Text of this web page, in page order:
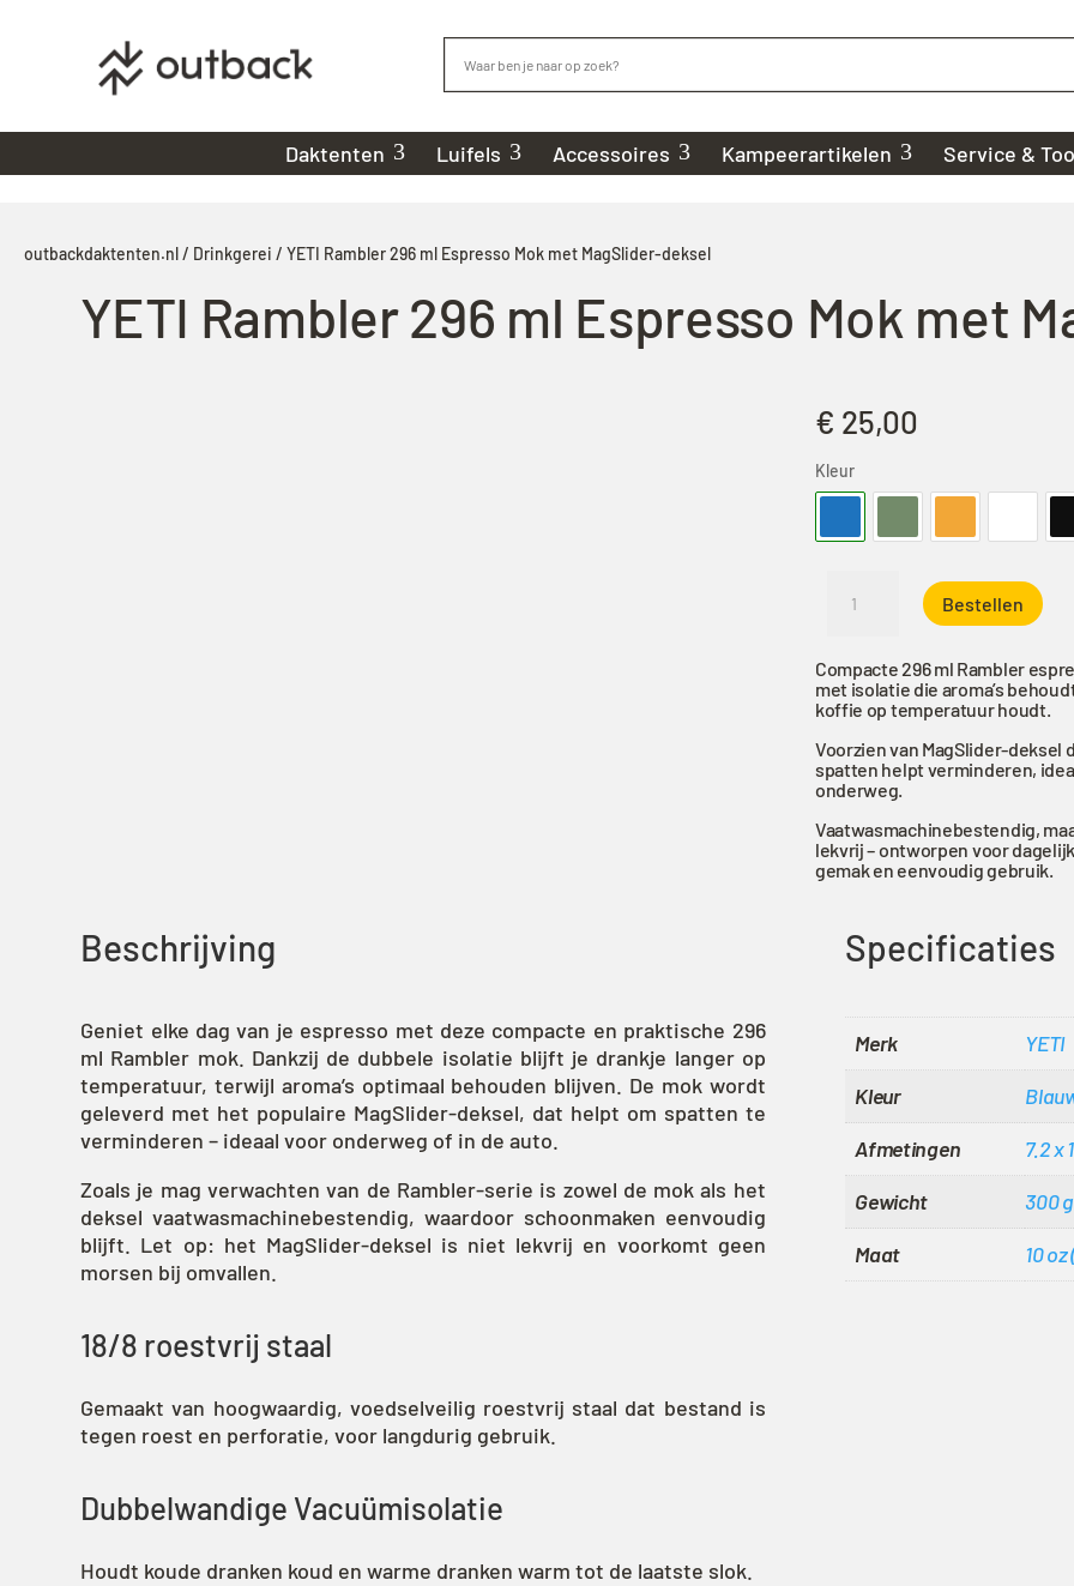
Daktenten Luifels Accessoires Kampeerartikelen Service &
outbackdaktenten.nl/ Drinkgerei / YETI Rambler 296 ml Espresso Mok met MagSlider-deksel
YETI Rambler 296 ml Espresso Mok met
€ 25,00
Kleur
Rambler
ml
Espresso
Mok
met
MagSlider-
deksel
aantal
Bestellen
Compacte 296 ml Rambler
met isolatie die aroma’s
koffie op temperatuur houdt.
Voorzien van MagSlider-deksel
spatten helpt verminderen,
onderweg.
Vaatwasmachinebestendig,
lekvrij – ontworpen voor
gemak en eenvoudig gebruik.
Beschrijving
Geniet elke dag van je espresso met deze compacte en praktische 296
ml Rambler mok. Dankzij de dubbele isolatie blijft je drankje langer op
temperatuur, terwijl aroma’s optimaal behouden blijven. De mok wordt
geleverd met het populaire MagSlider-deksel, dat helpt om spatten te
verminderen – ideaal voor onderweg of in de auto.
Zoals je mag verwachten van de Rambler-serie is zowel de mok als het
deksel vaatwasmachinebestendig, waardoor schoonmaken eenvoudig
blijft. Let op: het MagSlider-deksel is niet lekvrij en voorkomt geen
morsen bij omvallen.
18/8 roestvrij staal
Gemaakt van hoogwaardig, voedselveilig roestvrij staal dat bestand is
tegen roest en perforatie, voor langdurig gebruik.
Dubbelwandige Vacuümisolatie
Houdt koude dranken koud en warme dranken warm tot de laatste slok.
Specificaties
Merk
YETI
Kleur
Afmetingen
7.2 x
Gewicht
300 g
Maat
10